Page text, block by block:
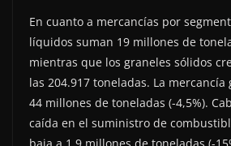
En cuanto a mercancías por
líquidos suman 19 millones de
mientras que los graneles sólidos
las 204.917 toneladas. La mercancía
44 millones de toneladas (-4,5%).
caída en el suministro de